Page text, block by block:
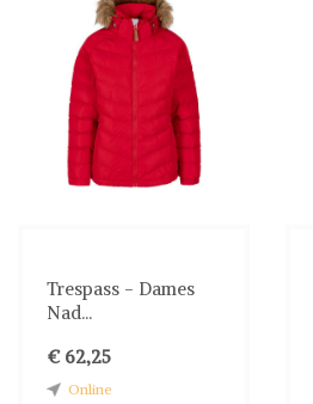
Trespass - Dames
Nad...
€ 62,25
Online